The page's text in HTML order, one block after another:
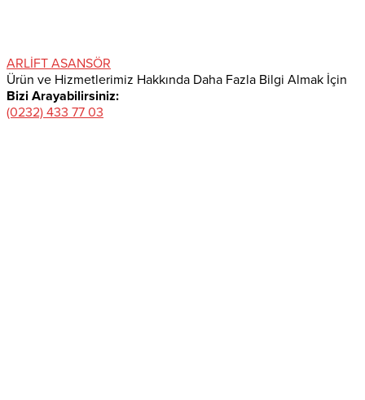
ARLİFT ASANSÖR
Ürün ve Hizmetlerimiz Hakkında Daha Fazla Bilgi Almak İçin
Bizi Arayabilirsiniz:
(0232) 433 77 03